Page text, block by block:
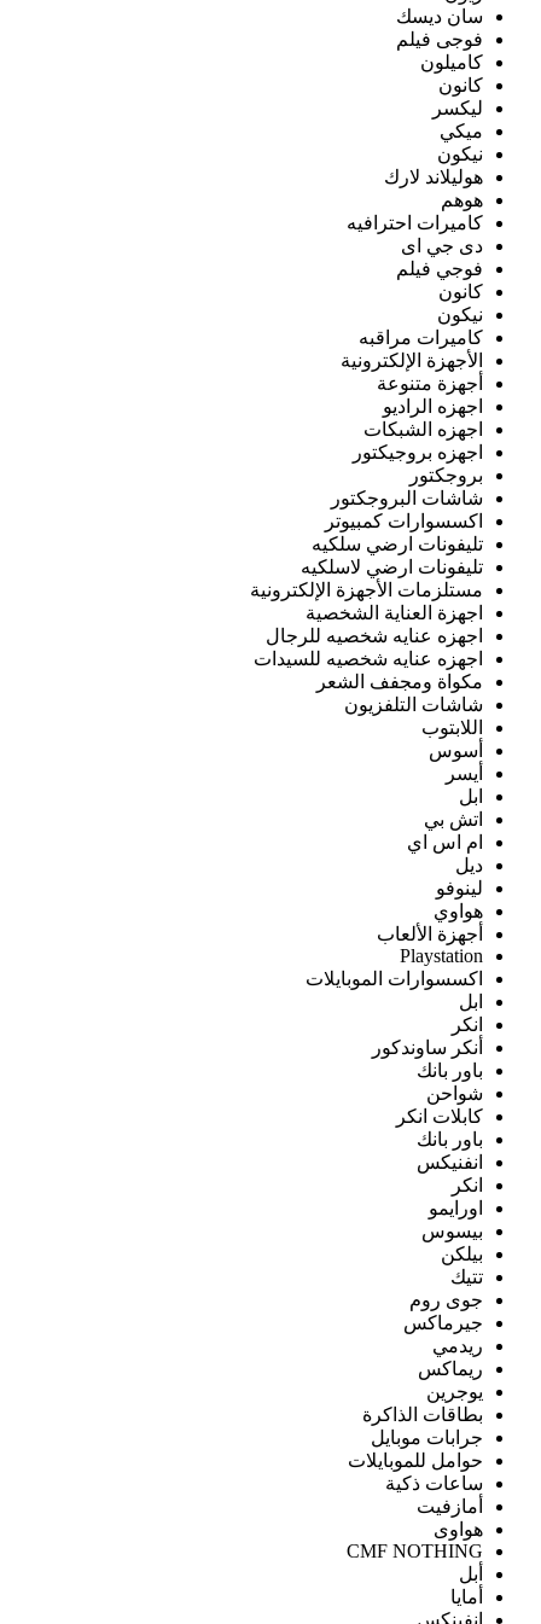
سان ديسك
فوجى فيلم
كاميلون
كانون
ليكسر
ميكي
نيكون
هوليلاند لارك
هوهم
كاميرات احترافيه
دى جي اى
فوجي فيلم
كانون
نيكون
كاميرات مراقبه
الأجهزة الإلكترونية
أجهزة متنوعة
اجهزه الراديو
اجهزه الشبكات
اجهزه بروجيكتور
بروجكتور
شاشات البروجكتور
اكسسوارات كمبيوتر
تليفونات ارضي سلكيه
تليفونات ارضي لاسلكيه
مستلزمات الأجهزة الإلكترونية
اجهزة العناية الشخصية
اجهزه عنايه شخصيه للرجال
اجهزه عنايه شخصيه للسيدات
مكواة ومجفف الشعر
شاشات التلفزيون
اللابتوب
أسوس
أيسر
ابل
اتش بي
ام اس اي
ديل
لينوفو
هواوي
أجهزة الألعاب
Playstation
اكسسوارات الموبايلات
ابل
انكر
أنكر ساوندكور
باور بانك
شواحن
كابلات انكر
باور بانك
انفنيكس
انكر
اورايمو
بيسوس
بيلكن
تتيك
جوى روم
جيرماكس
ريدمي
ريماكس
يوجرين
بطاقات الذاكرة
جرابات موبايل
حوامل للموبايلات
ساعات ذكية
أمازفيت
هواوى
CMF NOTHING
أبل
أمايا